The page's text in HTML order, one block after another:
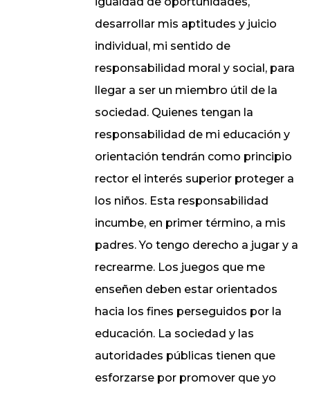
desarrollar mis aptitudes y juicio
individual, mi sentido de
responsabilidad moral y social, para
llegar a ser un miembro útil de la
sociedad. Quienes tengan la
responsabilidad de mi educación y
orientación tendrán como principio
rector el interés superior proteger a
los niños. Esta responsabilidad
incumbe, en primer término, a mis
padres. Yo tengo derecho a jugar y a
recrearme. Los juegos que me
enseñen deben estar orientados
hacia los fines perseguidos por la
educación. La sociedad y las
autoridades públicas tienen que
esforzarse por promover que yo